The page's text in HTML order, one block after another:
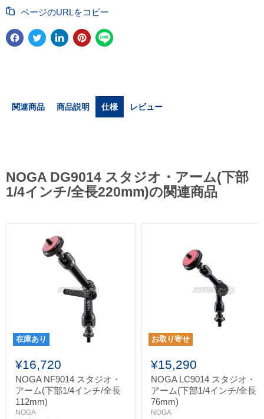
ページのURLをコピー
関連商品 商品説明 仕様 レビュー
NOGA DG9014 スタジオ・アーム(下部
1/4インチ/全長220mm)の関連商品
在庫あり
¥16,720
NOGA NF9014 スタジオ・
アーム(下部1/4インチ/全長
112mm)
NOGA
お取り寄せ
¥15,290
NOGA LC9014 スタジオ・
アーム(下部1/4インチ/全長
76mm)
NOGA